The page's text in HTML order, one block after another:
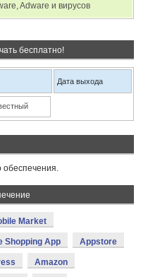
Adware и вирусов
бесплатно!
Дата выхода
обеспечения.
Market
Shopping App Appstore
Amazon